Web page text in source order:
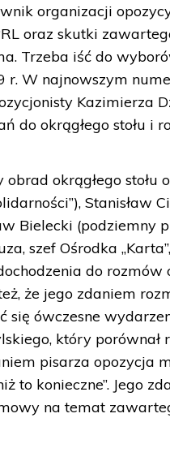
organizacji
oraz skutki
Trzeba iść do
r. W najnowszym
Kazimierza
do okrągłego stołu i
okrągłego
Stanisław
Bielecki
szef Ośrodka
do
że jego zdaniem
się ówczesne
który
pisarza opozycja
to konieczne”. Jego
na temat